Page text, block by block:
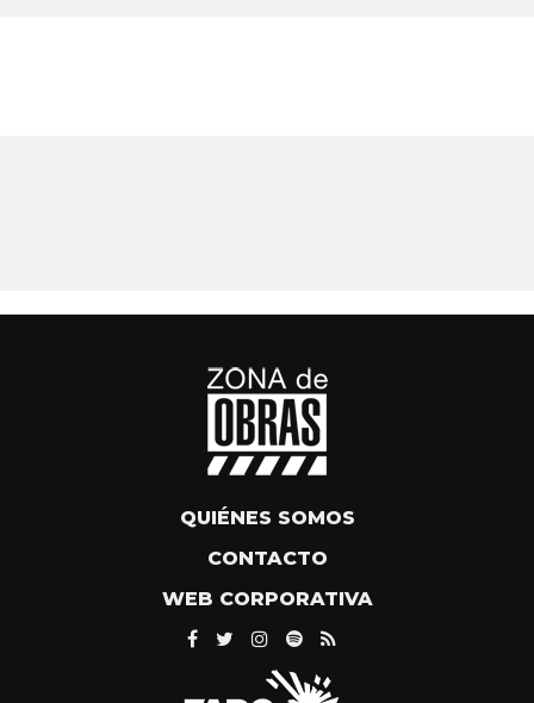
QUIÉNES SOMOS
CONTACTO
WEB CORPORATIVA